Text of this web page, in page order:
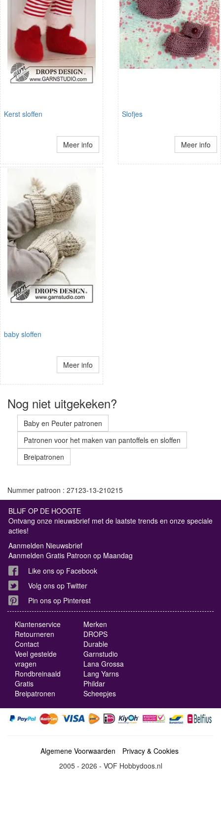
Kerst sloffen
Meer info
Slofjes
Meer info
baby sloffen
Meer info
Nog niet uitgekeken?
Baby en Peuter patronen
Patronen voor het maken van pantoffels en sloffen
Breipatronen
Nummer patroon : 27123-13-210215
BLIJF OP DE HOOGTE
Ontvang onze nieuwsbrief met de laatste trends en onze speciale
acties!
Aanmelden Nieuwsbrief
Aanmelden Gratis Patroon op Maandag
Like ons op Facebook
Volg ons op Twitter
Pin ons op Pinterest
Klantenservice
Retourneren
Contact
Veel gestelde
vragen
Rondbreinaald
Gratis
Breipatronen
Merken
DROPS
Durable
Garnstudio
Lana Grossa
Lang Yarns
Phildar
Scheepjes
Algemene Voorwaarden
Privacy & Cookies
2005 - 2026 - VOF Hobbydoos.nl